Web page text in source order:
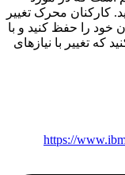
کارکنان محرک تغییر
خود را حفظ کنید و با
که تغییر با نیازهای
https://